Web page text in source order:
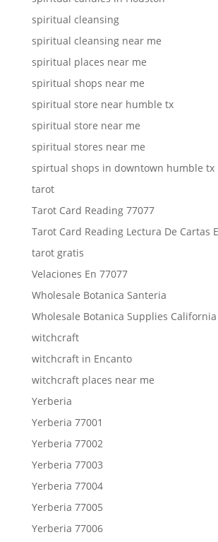
spiritual cleansing
spiritual cleansing near me
spiritual places near me
spiritual shops near me
spiritual store near humble tx
spiritual store near me
spiritual stores near me
spirtual shops in downtown humble tx
tarot
Tarot Card Reading 77077
Tarot Card Reading Lectura De Cartas
tarot gratis
Velaciones En 77077
Wholesale Botanica Santeria
Wholesale Botanica Supplies California
witchcraft
witchcraft in Encanto
witchcraft places near me
Yerberia
Yerberia 77001
Yerberia 77002
Yerberia 77003
Yerberia 77004
Yerberia 77005
Yerberia 77006